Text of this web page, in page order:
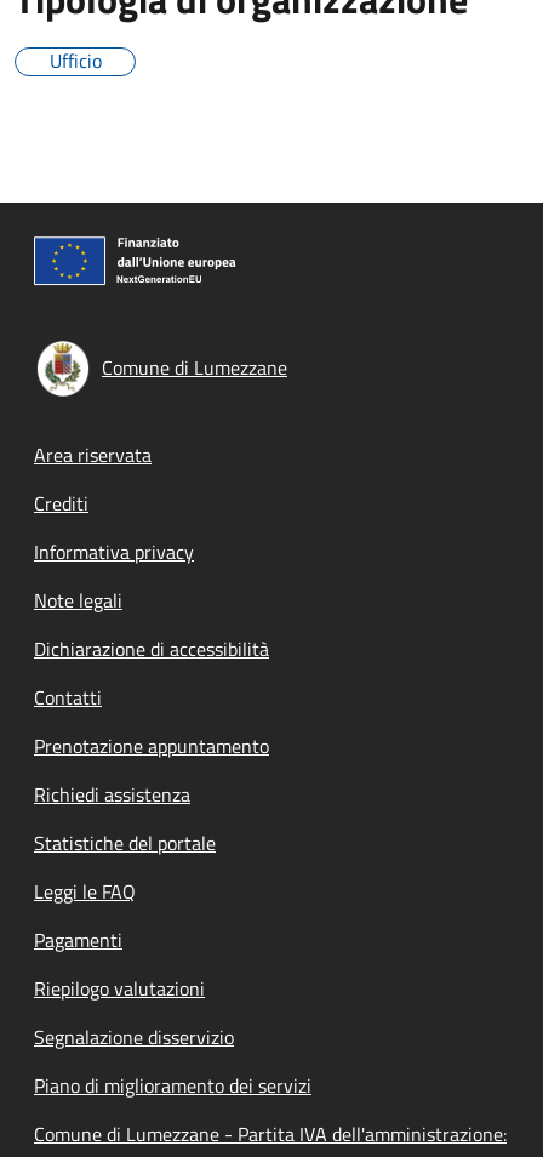
Ufficio
Comune di Lumezzane
Footer menu
Area riservata
Crediti
Informativa privacy
Note legali
Dichiarazione di accessibilità
Contatti
Prenotazione appuntamento
Richiedi assistenza
Statistiche del portale
Leggi le FAQ
Pagamenti
Riepilogo valutazioni
Segnalazione disservizio
Piano di miglioramento dei servizi
Comune di Lumezzane - Partita IVA dell'amministrazione: